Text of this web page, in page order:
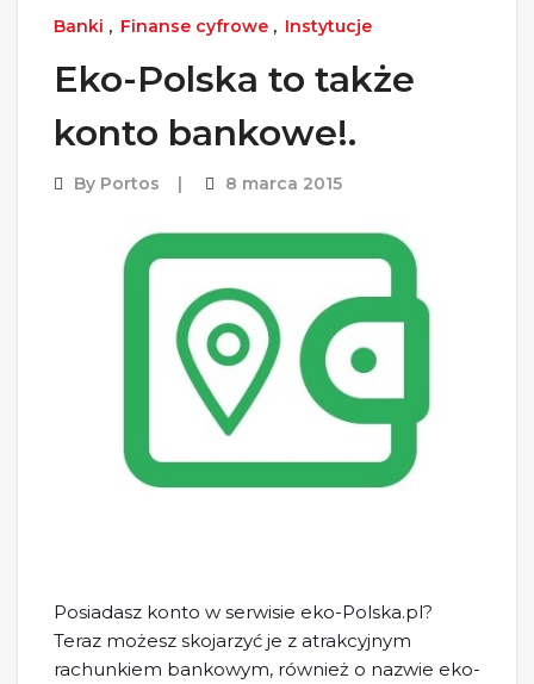
Banki , Finanse cyfrowe , Instytucje
Eko-Polska to także
konto bankowe!.
By Portos 8 marca 2015
Posiadasz konto w serwisie eko-Polska.pl?
Teraz możesz skojarzyć je z atrakcyjnym
rachunkiem bankowym, również o nazwie eko-